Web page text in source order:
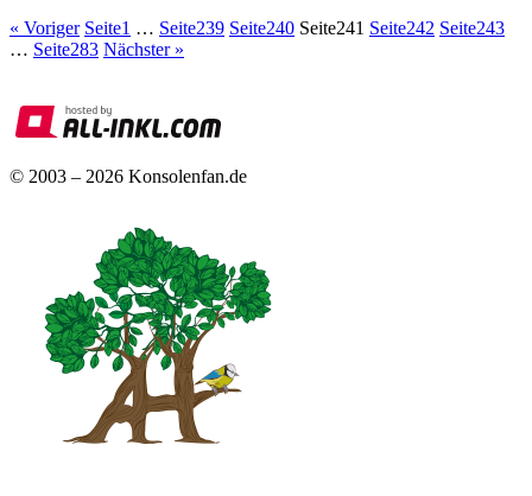
« Voriger Seite1 … Seite239 Seite240 Seite241 Seite242 Seite243
… Seite283 Nächster »
© 2003 – 2026 Konsolenfan.de